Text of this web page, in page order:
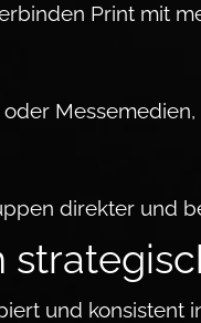
Print mit
direkter und
und konsistent